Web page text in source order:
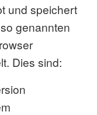
und speichert
genannten
Dies sind: